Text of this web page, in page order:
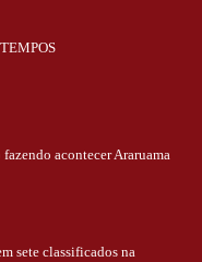
acontecer Araruama
sete classificados na